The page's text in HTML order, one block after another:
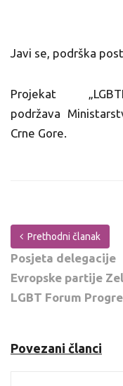
Javi se, podrška
Projekat
podržava
Crne Gore.
Prethodni članak
Posjeta delegacije
Evropske partije
LGBT Forum
Povezani članci